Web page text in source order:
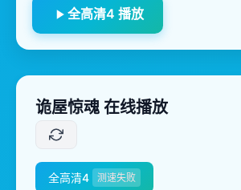
全高清4 播放
诡屋惊魂 在线播放
全高清4 测速失败